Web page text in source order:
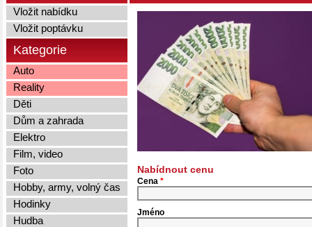
Nabídnout cenu
Cena *
Jméno
Vložit nabídku
Vložit poptávku
Kategorie
Auto
Reality
Děti
Dům a zahrada
Elektro
Film, video
Foto
Hobby, army, volný čas
Hodinky
Hudba